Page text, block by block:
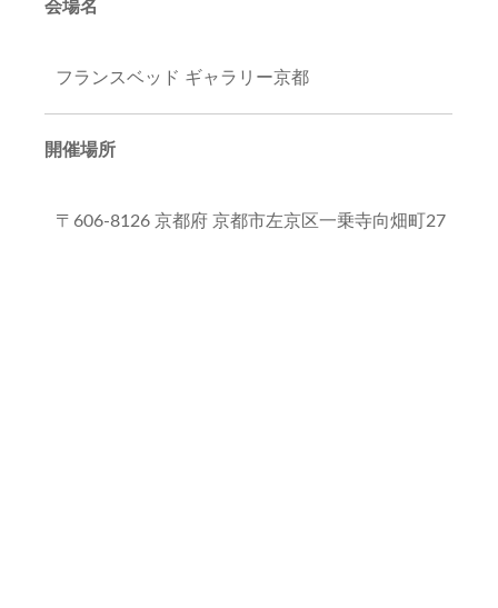
会場名
フランスベッド ギャラリー京都
開催場所
〒606-8126 京都府 京都市左京区一乗寺向畑町27